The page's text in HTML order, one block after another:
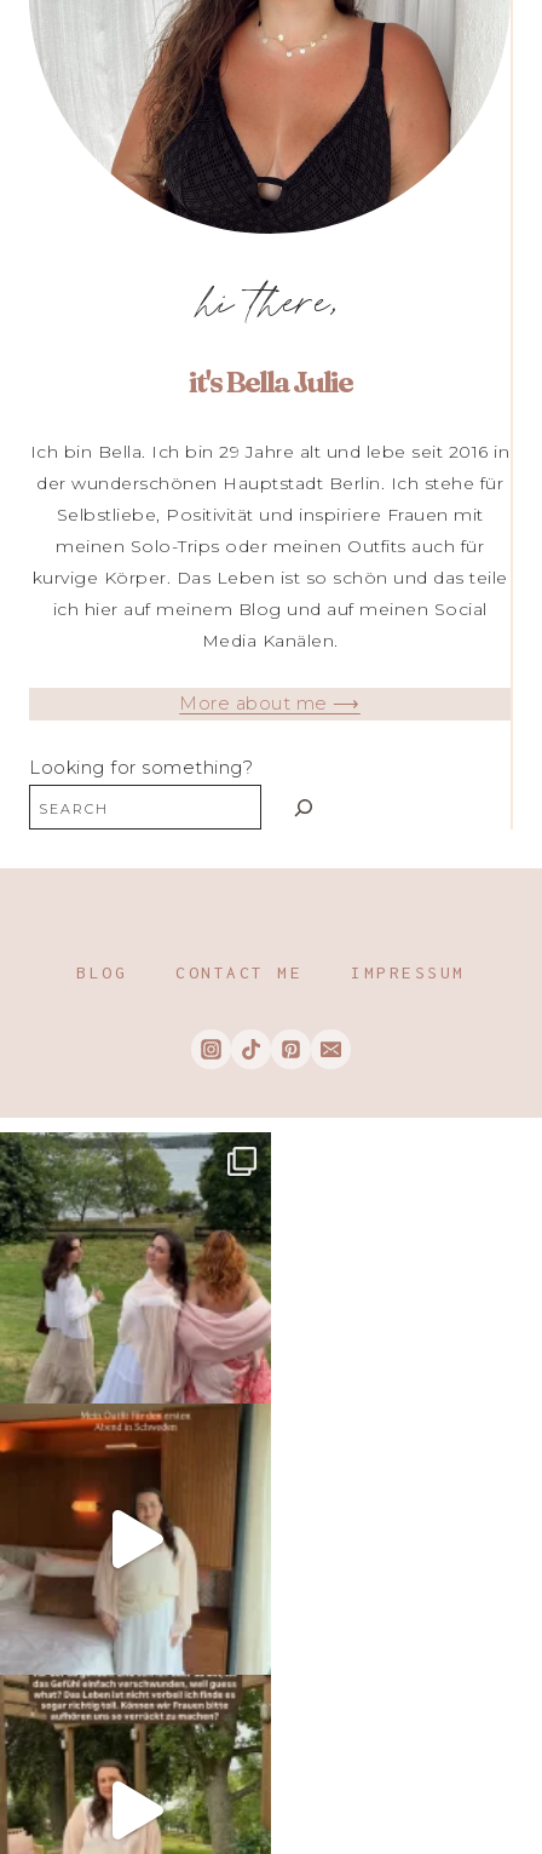
hi there,
it's Bella Julie
Ich bin Bella. Ich bin 29 Jahre alt und lebe seit 2016 in
der wunderschönen Hauptstadt Berlin. Ich stehe für
Selbstliebe, Positivität und inspiriere Frauen mit
meinen Solo-Trips oder meinen Outfits auch für
kurvige Körper. Das Leben ist so schön und das teile
ich hier auf meinem Blog und auf meinen Social
Media Kanälen.
More about me ⟶
Looking for something?
BLOG CONTACT ME IMPRESSUM